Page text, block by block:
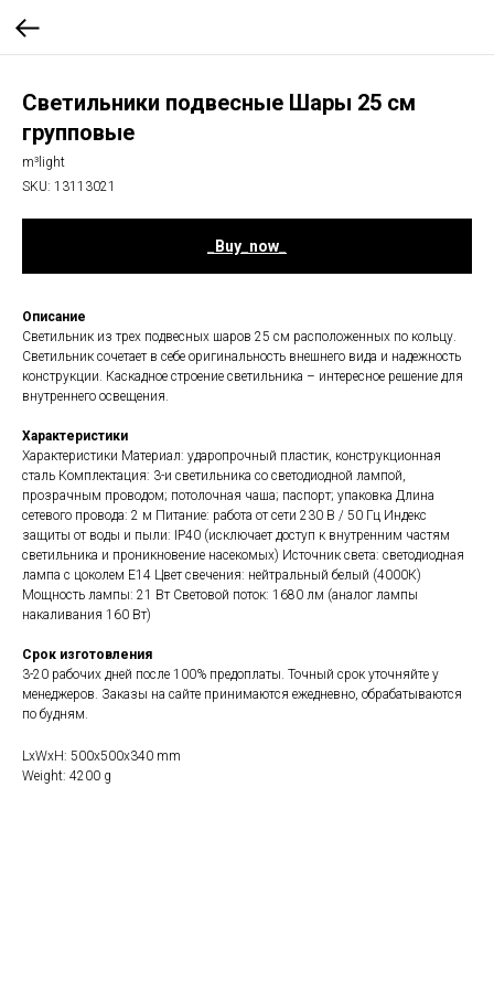
Светильники подвесные Шары 25 см
групповые
m³light
SKU: 13113021
_Buy_now_
Описание
Светильник из трех подвесных шаров 25 см расположенных по кольцу.
Светильник сочетает в себе оригинальность внешнего вида и надежность
конструкции. Каскадное строение светильника – интересное решение для
внутреннего освещения.
Характеристики
Характеристики Материал: ударопрочный пластик, конструкционная
сталь Комплектация: 3-и светильника со светодиодной лампой,
прозрачным проводом; потолочная чаша; паспорт; упаковка Длина
сетевого провода: 2 м Питание: работа от сети 230 В / 50 Гц Индекс
защиты от воды и пыли: IP40 (исключает доступ к внутренним частям
светильника и проникновение насекомых) Источник света: светодиодная
лампа с цоколем Е14 Цвет свечения: нейтральный белый (4000К)
Мощность лампы: 21 Вт Световой поток: 1680 лм (аналог лампы
накаливания 160 Вт)
Срок изготовления
3-20 рабочих дней после 100% предоплаты. Точный срок уточняйте у
менеджеров. Заказы на сайте принимаются ежедневно, обрабатываются
по будням.
LxWxH: 500x500x340 mm
Weight: 4200 g
Сферы применения
+7 910 615 3000